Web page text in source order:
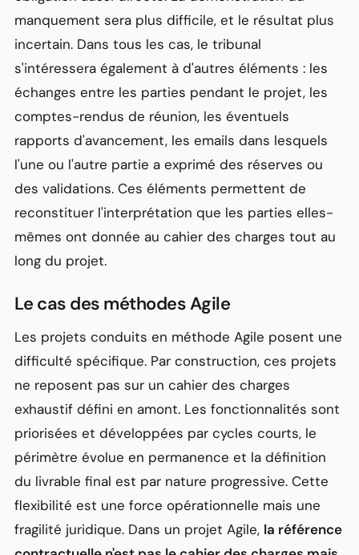
manquement sera plus difficile, et le résultat plus
incertain. Dans tous les cas, le tribunal
s'intéressera également à d'autres éléments : les
échanges entre les parties pendant le projet, les
comptes-rendus de réunion, les éventuels
rapports d'avancement, les emails dans lesquels
l'une ou l'autre partie a exprimé des réserves ou
des validations. Ces éléments permettent de
reconstituer l'interprétation que les parties elles-
mêmes ont donnée au cahier des charges tout au
long du projet.
Le cas des méthodes Agile
Les projets conduits en méthode Agile posent une
difficulté spécifique. Par construction, ces projets
ne reposent pas sur un cahier des charges
exhaustif défini en amont. Les fonctionnalités sont
priorisées et développées par cycles courts, le
périmètre évolue en permanence et la définition
du livrable final est par nature progressive. Cette
flexibilité est une force opérationnelle mais une
fragilité juridique. Dans un projet Agile, la référence